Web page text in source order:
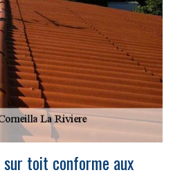
toit conforme aux